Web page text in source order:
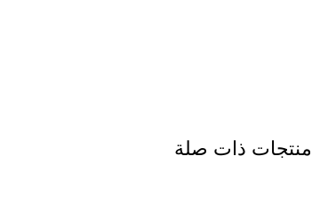
منتجات ذات صلة